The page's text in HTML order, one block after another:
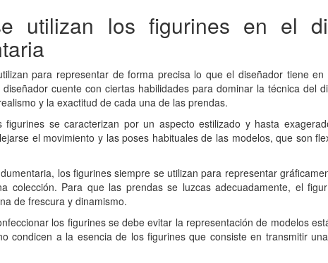
utilizan los figurines en el
para representar de forma precisa lo que el diseñador tiene
cuente con ciertas habilidades para dominar la técnica del
y la exactitud de cada una de las prendas.
figurines se caracterizan por un aspecto estilizado y hasta
el movimiento y las poses habituales de las modelos, que son
los figurines siempre se utilizan para representar
colección. Para que las prendas se luzcas adecuadamente, el
de frescura y dinamismo.
los figurines se debe evitar la representación de modelos
condicen a la esencia de los figurines que consiste en transmitir